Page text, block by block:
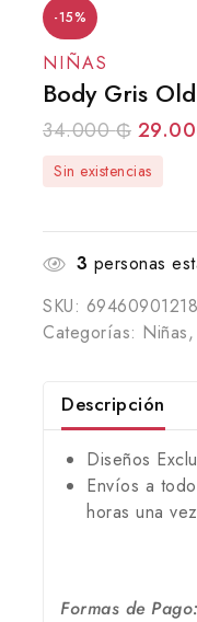
-15%
NIÑAS
Body Gris
34.000₲
Sin existencias
3 personas
SKU:
Categorías: Niñas,
Descripción
Diseños
Envíos a
horas una
Formas de Pago: